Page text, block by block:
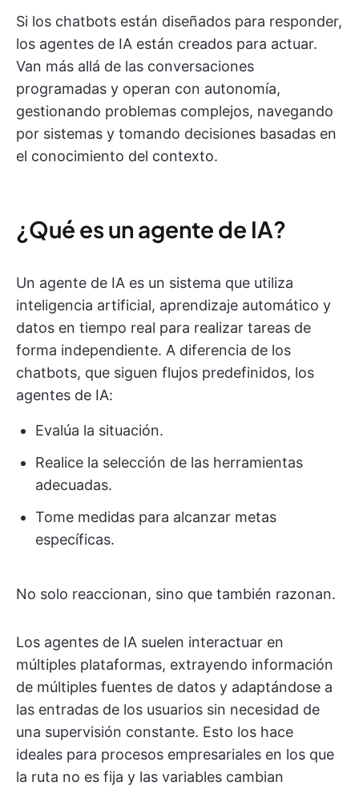
Si los chatbots están diseñados para responder,
los agentes de IA están creados para actuar.
Van más allá de las conversaciones
programadas y operan con autonomía,
gestionando problemas complejos, navegando
por sistemas y tomando decisiones basadas en
el conocimiento del contexto.
¿Qué es un agente de IA?
Un agente de IA es un sistema que utiliza
inteligencia artificial, aprendizaje automático y
datos en tiempo real para realizar tareas de
forma independiente. A diferencia de los
chatbots, que siguen flujos predefinidos, los
agentes de IA:
Evalúa la situación.
Realice la selección de las herramientas
adecuadas.
Tome medidas para alcanzar metas
específicas.
No solo reaccionan, sino que también razonan.
Los agentes de IA suelen interactuar en
múltiples plataformas, extrayendo información
de múltiples fuentes de datos y adaptándose a
las entradas de los usuarios sin necesidad de
una supervisión constante. Esto los hace
ideales para procesos empresariales en los que
la ruta no es fija y las variables cambian